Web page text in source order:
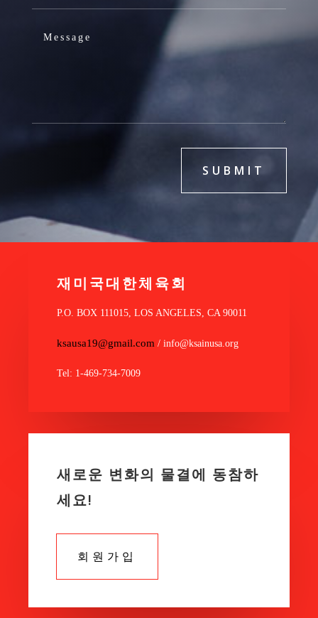
SUBMIT
재미국대한체육회
P.O. BOX 111015, LOS ANGELES, CA 90011
ksausa19@gmail.com / info@ksainusa.org
Tel: 1-469-734-7009
새로운 변화의 물결에 동참하
세요!
회원가입